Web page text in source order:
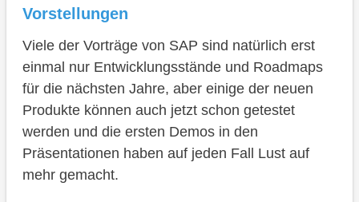
Vorstellungen
Viele der Vorträge von SAP sind natürlich erst
einmal nur Entwicklungsstände und Roadmaps
für die nächsten Jahre, aber einige der neuen
Produkte können auch jetzt schon getestet
werden und die ersten Demos in den
Präsentationen haben auf jeden Fall Lust auf
mehr gemacht.